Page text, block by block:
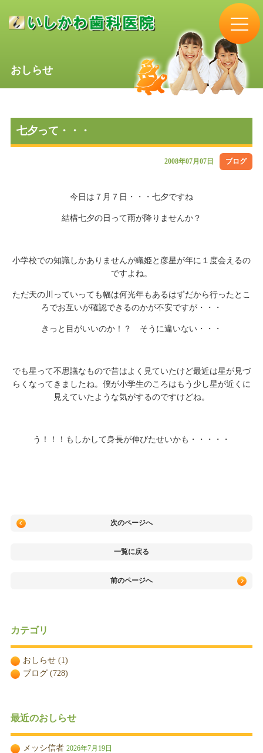
おしらせ
七夕って・・・
2008年07月07日 ブログ
今日は７月７日・・・七夕ですね
結構七夕の日って雨が降りませんか？
小学校での知識しかありませんが織姫と彦星が年に１度会えるの
ですよね。
ただ天の川っていっても幅は何光年もあるはずだから行ったとこ
ろでお互いが確認できるのかが不安ですが・・・
きっと目がいいのか！？ そうに違いない・・・
でも星って不思議なもので昔はよく見ていたけど最近は星が見づ
らくなってきましたね。僕が小学生のころはもう少し星が近くに
見えていたような気がするのですけどね。
う！！！もしかして身長が伸びたせいかも・・・・・
次のページへ
一覧に戻る
前のページへ
カテゴリ
おしらせ(1)
ブログ(728)
最近のおしらせ
メッシ信者 2026年7月19日